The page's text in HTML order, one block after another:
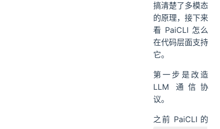
搞清楚了多模态
的原理，接下来
看 PaiCLI 怎么
在代码层面支持
它。
第一步是改造
LLM 通信协
议。
之前 PaiCLI 的